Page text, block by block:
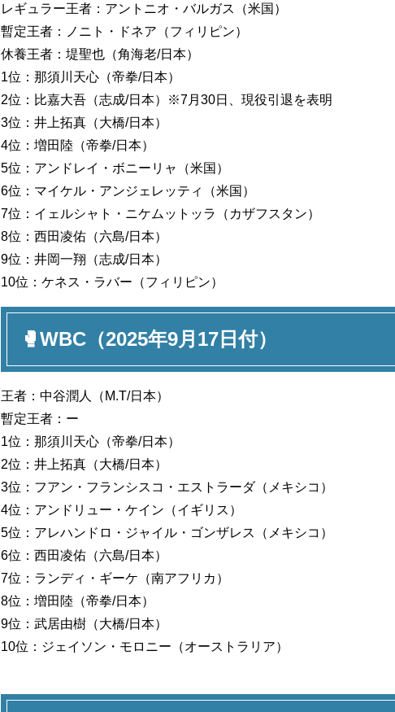
レギュラー王者：アントニオ・バルガス（米国）
暫定王者：ノニト・ドネア（フィリピン）
休養王者：堤聖也（角海老/日本）
1位：那須川天心（帝拳/日本）
2位：比嘉大吾（志成/日本）※7月30日、現役引退を表明
3位：井上拓真（大橋/日本）
4位：増田陸（帝拳/日本）
5位：アンドレイ・ボニーリャ（米国）
6位：マイケル・アンジェレッティ（米国）
7位：イェルシャト・ニケムットッラ（カザフスタン）
8位：西田凌佑（六島/日本）
9位：井岡一翔（志成/日本）
10位：ケネス・ラバー（フィリピン）
🥊WBC（2025年9月17日付）
王者：中谷潤人（M.T/日本）
暫定王者：ー
1位：那須川天心（帝拳/日本）
2位：井上拓真（大橋/日本）
3位：フアン・フランシスコ・エストラーダ（メキシコ）
4位：アンドリュー・ケイン（イギリス）
5位：アレハンドロ・ジャイル・ゴンザレス（メキシコ）
6位：西田凌佑（六島/日本）
7位：ランディ・ギーケ（南アフリカ）
8位：増田陸（帝拳/日本）
9位：武居由樹（大橋/日本）
10位：ジェイソン・モロニー（オーストラリア）